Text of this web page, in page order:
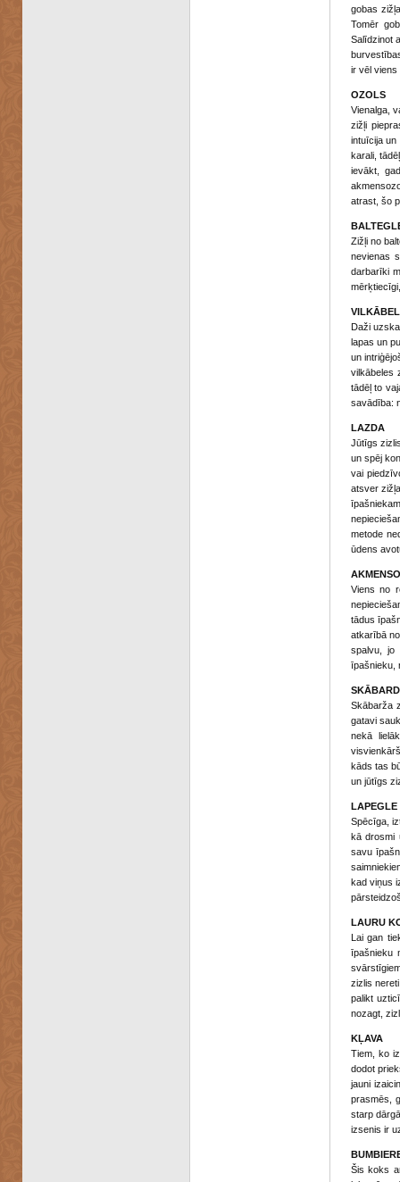
gobas
Tomēr
Salīdzinot
ir vēl viens
OZOLS
Vienalga,
zižļi
intuīcija
karali,
ievākt,
atrast, šo
Zižļi no
nevienas
darbarīki
Daži
lapas un
un
vilkābeles
tādēļ to
savādība:
LAZDA
Jūtīgs
un spēj
vai
atsver
metode
ūdens
Viens no
tādus
atkarībā
spalvu, jo
īpašnieku,
Skābarža
gatavi
nekā
kāds tas
un jūtīgs
LAPEGLE
Spēcīga,
kā drosmi
savu
kad viņus
LAURU
Lai gan
īpašnieku
zizlis
palikt
nozagt,
KĻAVA
Tiem, ko
dodot
jauni
prasmēs,
starp
izsenis ir
Šis koks